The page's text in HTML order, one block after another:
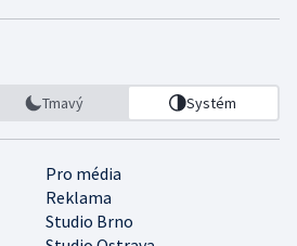
Tmavý Systém
Pro média
Reklama
Studio Brno